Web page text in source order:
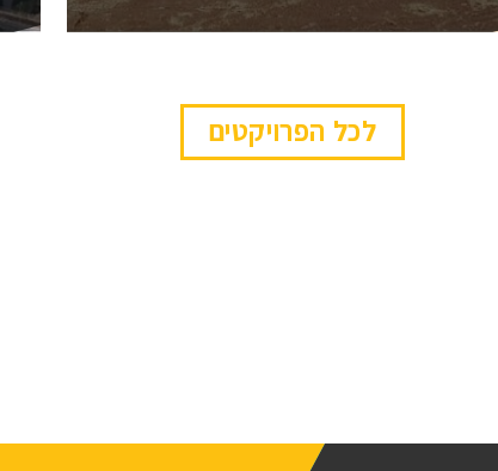
לכל הפרויקטים